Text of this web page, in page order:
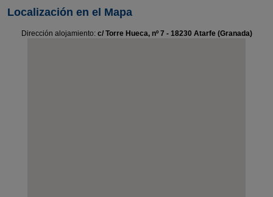
Localización en el Mapa
Dirección alojamiento: c/ Torre Hueca, nº 7 - 18230 Atarfe (Granada)